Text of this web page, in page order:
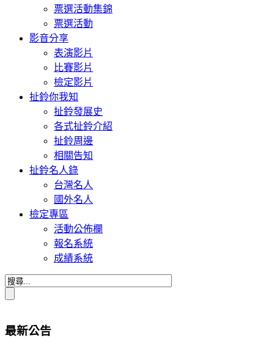
票選活動集錦
票選活動
影音分享
表演影片
比賽影片
檢定影片
扯鈴你我知
扯鈴發展史
各式扯鈴介紹
扯鈴周邊
相關告知
扯鈴名人錄
台灣名人
國外名人
檢定專區
活動公佈欄
報名系統
成績系統
最新公告